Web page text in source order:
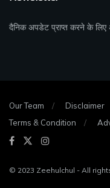
दैनिक अपडेट प्राप्त करने के लिए
Our Team Disclaimer
Terms & Condition
© 2023 Zeehulchul - All